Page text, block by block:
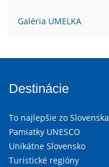
Galéria UMELKA
Destinácie
To najlepšie zo Slovenska
Pamiatky UNESCO
Unikátne Slovensko
Turistické regióny